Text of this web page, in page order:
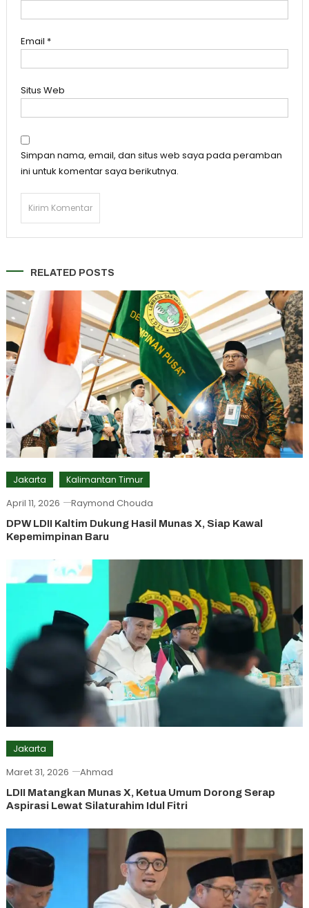
Email *
Situs Web
Simpan nama, email, dan situs web saya pada peramban
ini untuk komentar saya berikutnya.
RELATED POSTS
Jakarta Kalimantan Timur
April 11, 2026 Raymond Chouda
DPW LDII Kaltim Dukung Hasil Munas X, Siap Kawal
Kepemimpinan Baru
Jakarta
Maret 31, 2026 Ahmad
LDII Matangkan Munas X, Ketua Umum Dorong Serap
Aspirasi Lewat Silaturahim Idul Fitri